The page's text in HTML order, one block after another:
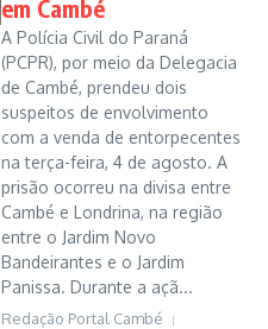
em Cambé
A Polícia Civil do Paraná
(PCPR), por meio da Delegacia
de Cambé, prendeu dois
suspeitos de envolvimento
com a venda de entorpecentes
na terça-feira, 4 de agosto. A
prisão ocorreu na divisa entre
Cambé e Londrina, na região
entre o Jardim Novo
Bandeirantes e o Jardim
Panissa. Durante a açã...
Redação Portal Cambé